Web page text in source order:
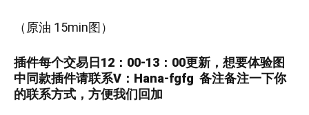
（ 原油 15min图）
插件每个交易日12：00-13：00更新， 想要体验图
中同款插件请联系V： Hana-fgfg 备注备注一下你
的联系方式，方便我们回加